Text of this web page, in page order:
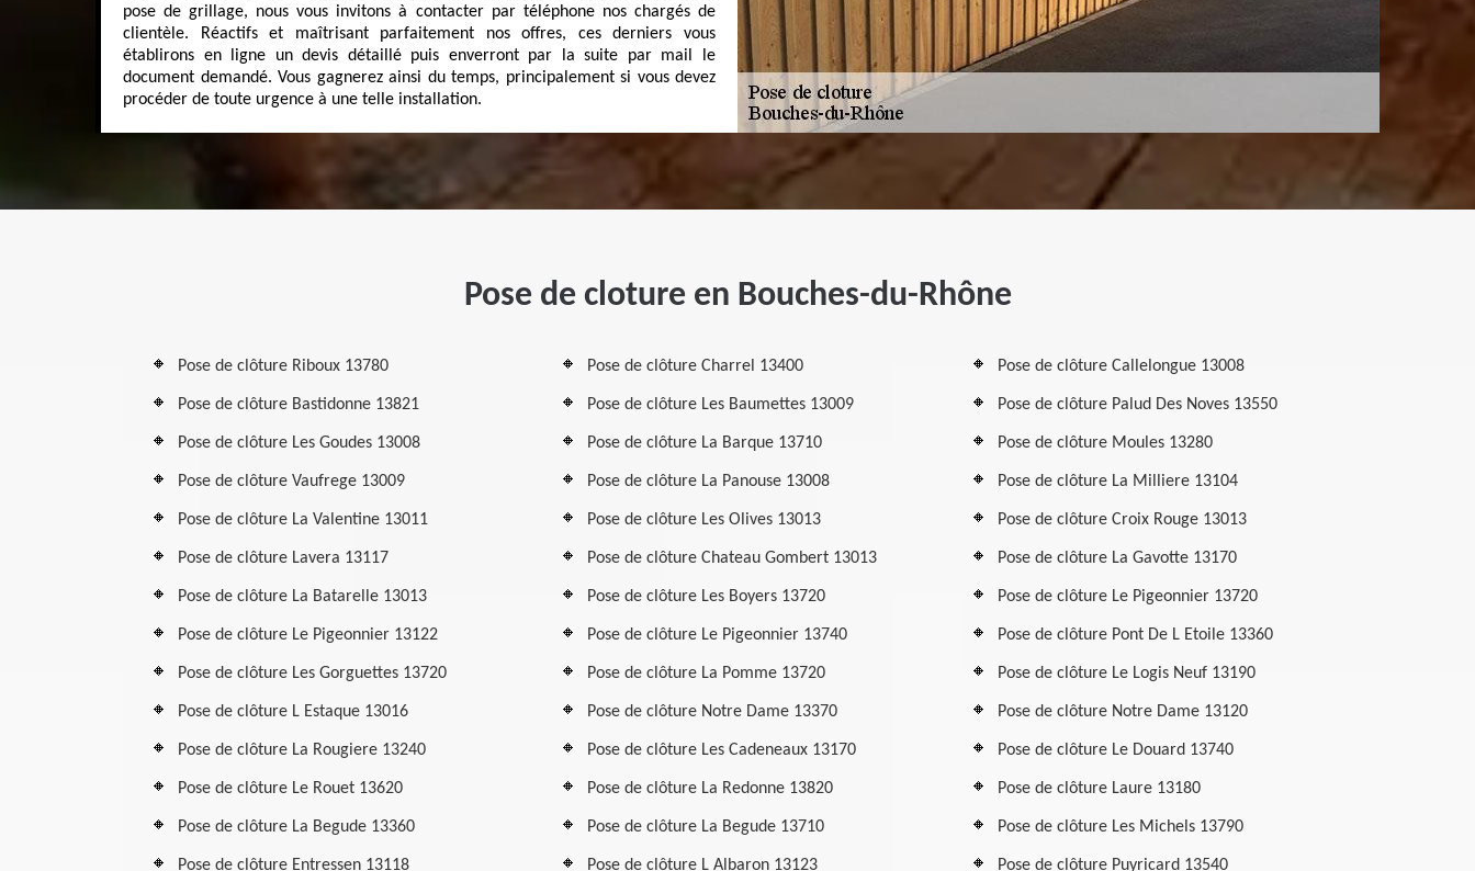
pose de grillage, nous vous invitons à contacter par téléphone nos chargés de
clientèle. Réactifs et maîtrisant parfaitement nos offres, ces derniers vous
établirons en ligne un devis détaillé puis enverront par la suite par mail le
document demandé. Vous gagnerez ainsi du temps, principalement si vous devez
procéder de toute urgence à une telle installation.
Pose de cloture en Bouches-du-Rhône
Pose de clôture Riboux 13780 Pose de clôture Charrel 13400 Pose de clôture Callelongue 13008
Pose de clôture Bastidonne 13821 Pose de clôture Les Baumettes 13009 Pose de clôture Palud Des Noves 13550
Pose de clôture Les Goudes 13008 Pose de clôture La Barque 13710 Pose de clôture Moules 13280
Pose de clôture Vaufrege 13009 Pose de clôture La Panouse 13008 Pose de clôture La Milliere 13104
Pose de clôture La Valentine 13011 Pose de clôture Les Olives 13013 Pose de clôture Croix Rouge 13013
Pose de clôture Lavera 13117 Pose de clôture Chateau Gombert 13013 Pose de clôture La Gavotte 13170
Pose de clôture La Batarelle 13013 Pose de clôture Les Boyers 13720 Pose de clôture Le Pigeonnier 13720
Pose de clôture Le Pigeonnier 13122 Pose de clôture Le Pigeonnier 13740 Pose de clôture Pont De L Etoile 13360
Pose de clôture Les Gorguettes 13720 Pose de clôture La Pomme 13720 Pose de clôture Le Logis Neuf 13190
Pose de clôture L Estaque 13016 Pose de clôture Notre Dame 13370 Pose de clôture Notre Dame 13120
Pose de clôture La Rougiere 13240 Pose de clôture Les Cadeneaux 13170 Pose de clôture Le Douard 13740
Pose de clôture Le Rouet 13620 Pose de clôture La Redonne 13820 Pose de clôture Laure 13180
Pose de clôture La Begude 13360 Pose de clôture La Begude 13710 Pose de clôture Les Michels 13790
Pose de clôture Entressen 13118 Pose de clôture L Albaron 13123 Pose de clôture Puyricard 13540